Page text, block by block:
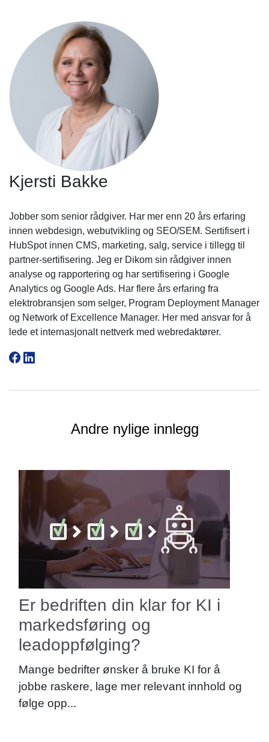
Kjersti Bakke
Jobber som senior rådgiver. Har mer enn 20 års erfaring
innen webdesign, webutvikling og SEO/SEM. Sertifisert i
HubSpot innen CMS, marketing, salg, service i tillegg til
partner-sertifisering. Jeg er Dikom sin rådgiver innen
analyse og rapportering og har sertifisering i Google
Analytics og Google Ads. Har flere års erfaring fra
elektrobransjen som selger, Program Deployment Manager
og Network of Excellence Manager. Her med ansvar for å
lede et internasjonalt nettverk med webredaktører.
Andre nylige innlegg
Er bedriften din klar for KI i
markedsføring og
leadoppfølging?
Mange bedrifter ønsker å bruke KI for å
jobbe raskere, lage mer relevant innhold og
følge opp...